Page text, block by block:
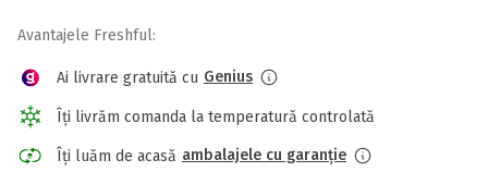
Avantajele Freshful:
Ai livrare gratuită cu Genius
Îți livrăm comanda la temperatură controlată
Îți luăm de acasă ambalajele cu garanție